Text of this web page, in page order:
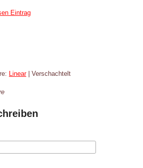
Eintrag
Linear| Verschachtelt